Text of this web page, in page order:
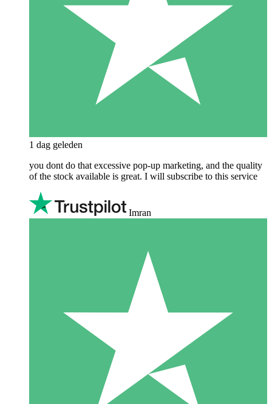
1 dag geleden
you dont do that excessive pop-up marketing, and the quality
of the stock available is great. I will subscribe to this service
Imran